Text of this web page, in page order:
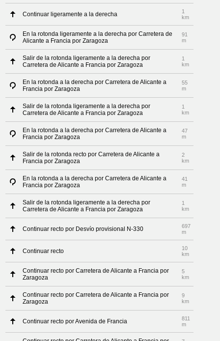
Continuar ligeramente a la derecha
1
km
En la rotonda ligeramente a la derecha por Carretera de
Alicante a Francia por Zaragoza
91
m
Salir de la rotonda ligeramente a la derecha por
Carretera de Alicante a Francia por Zaragoza
1
km
En la rotonda a la derecha por Carretera de Alicante a
Francia por Zaragoza
55
m
Salir de la rotonda ligeramente a la derecha por
Carretera de Alicante a Francia por Zaragoza
1
km
En la rotonda a la derecha por Carretera de Alicante a
Francia por Zaragoza
47
m
Salir de la rotonda recto por Carretera de Alicante a
Francia por Zaragoza
2
km
En la rotonda a la derecha por Carretera de Alicante a
Francia por Zaragoza
41
m
Salir de la rotonda ligeramente a la derecha por
Carretera de Alicante a Francia por Zaragoza
1
km
Continuar recto por Desvío provisional N-330
697
m
Continuar recto
10
km
Continuar recto por Carretera de Alicante a Francia por
Zaragoza
5
km
Continuar recto por Carretera de Alicante a Francia por
Zaragoza
9
km
Continuar recto por Avenida de Francia
811
m